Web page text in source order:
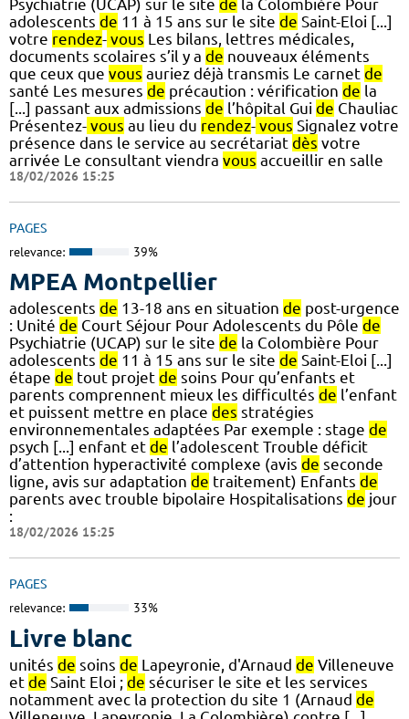
Psychiatrie (UCAP) sur le site de la Colombière Pour
adolescents de 11 à 15 ans sur le site de Saint-Eloi [...]
votre rendez- vous Les bilans, lettres médicales,
documents scolaires s’il y a de nouveaux éléments
que ceux que vous auriez déjà transmis Le carnet de
santé Les mesures de précaution : vérification de la
[...] passant aux admissions de l’hôpital Gui de Chauliac
Présentez- vous au lieu du rendez- vous Signalez votre
présence dans le service au secrétariat dès votre
arrivée Le consultant viendra vous accueillir en salle
18/02/2026 15:25
PAGES
relevance: 39%
MPEA Montpellier
adolescents de 13-18 ans en situation de post-urgence
: Unité de Court Séjour Pour Adolescents du Pôle de
Psychiatrie (UCAP) sur le site de la Colombière Pour
adolescents de 11 à 15 ans sur le site de Saint-Eloi [...]
étape de tout projet de soins Pour qu’enfants et
parents comprennent mieux les difficultés de l’enfant
et puissent mettre en place des stratégies
environnementales adaptées Par exemple : stage de
psych [...] enfant et de l’adolescent Trouble déficit
d’attention hyperactivité complexe (avis de seconde
ligne, avis sur adaptation de traitement) Enfants de
parents avec trouble bipolaire Hospitalisations de jour
:
18/02/2026 15:25
PAGES
relevance: 33%
Livre blanc
unités de soins de Lapeyronie, d'Arnaud de Villeneuve
et de Saint Eloi ; de sécuriser le site et les services
notamment avec la protection du site 1 (Arnaud de